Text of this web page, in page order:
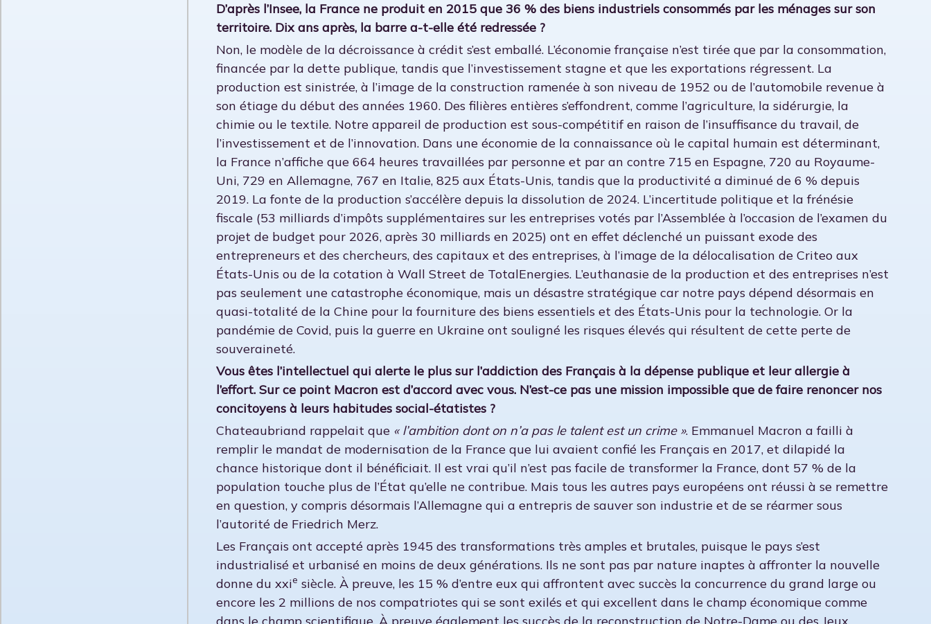
D’après l’Insee, la France ne produit en 2015 que 36 % des biens industriels consommés par les ménages sur son
territoire. Dix ans après, la barre a-t-elle été redressée ?
Non, le modèle de la décroissance à crédit s’est emballé. L’économie française n’est tirée que par la consommation,
financée par la dette publique, tandis que l’investissement stagne et que les exportations régressent. La
production est sinistrée, à l’image de la construction ramenée à son niveau de 1952 ou de l’automobile revenue à
son étiage du début des années 1960. Des filières entières s’effondrent, comme l’agriculture, la sidérurgie, la
chimie ou le textile. Notre appareil de production est sous-compétitif en raison de l’insuffisance du travail, de
l’investissement et de l’innovation. Dans une économie de la connaissance où le capital humain est déterminant,
la France n’affiche que 664 heures travaillées par personne et par an contre 715 en Espagne, 720 au Royaume-
Uni, 729 en Allemagne, 767 en Italie, 825 aux États-Unis, tandis que la productivité a diminué de 6 % depuis
2019. La fonte de la production s’accélère depuis la dissolution de 2024. L’incertitude politique et la frénésie
fiscale (53 milliards d’impôts supplémentaires sur les entreprises votés par l’Assemblée à l’occasion de l’examen du
projet de budget pour 2026, après 30 milliards en 2025) ont en effet déclenché un puissant exode des
entrepreneurs et des chercheurs, des capitaux et des entreprises, à l’image de la délocalisation de Criteo aux
États-Unis ou de la cotation à Wall Street de TotalEnergies. L’euthanasie de la production et des entreprises n’est
pas seulement une catastrophe économique, mais un désastre stratégique car notre pays dépend désormais en
quasi-totalité de la Chine pour la fourniture des biens essentiels et des États-Unis pour la technologie. Or la
pandémie de Covid, puis la guerre en Ukraine ont souligné les risques élevés qui résultent de cette perte de
souveraineté.
Vous êtes l’intellectuel qui alerte le plus sur l’addiction des Français à la dépense publique et leur allergie à
l’effort. Sur ce point Macron est d’accord avec vous. N’est-ce pas une mission impossible que de faire renoncer nos
concitoyens à leurs habitudes social-étatistes ?
Chateaubriand rappelait que « l’ambition dont on n’a pas le talent est un crime ». Emmanuel Macron a failli à
remplir le mandat de modernisation de la France que lui avaient confié les Français en 2017, et dilapidé la
chance historique dont il bénéficiait. Il est vrai qu’il n’est pas facile de transformer la France, dont 57 % de la
population touche plus de l’État qu’elle ne contribue. Mais tous les autres pays européens ont réussi à se remettre
en question, y compris désormais l’Allemagne qui a entrepris de sauver son industrie et de se réarmer sous
l’autorité de Friedrich Merz.
Les Français ont accepté après 1945 des transformations très amples et brutales, puisque le pays s’est
industrialisé et urbanisé en moins de deux générations. Ils ne sont pas par nature inaptes à affronter la nouvelle
donne du xxie siècle. À preuve, les 15 % d’entre eux qui affrontent avec succès la concurrence du grand large ou
encore les 2 millions de nos compatriotes qui se sont exilés et qui excellent dans le champ économique comme